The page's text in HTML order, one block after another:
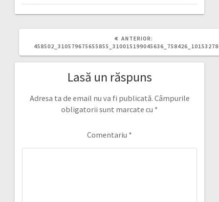
ANTERIOR:
ANTERIOR:
Lasă un răspuns
Adresa ta de email nu va fi publicată. Câmpurile
obligatorii sunt marcate cu *
Comentariu *